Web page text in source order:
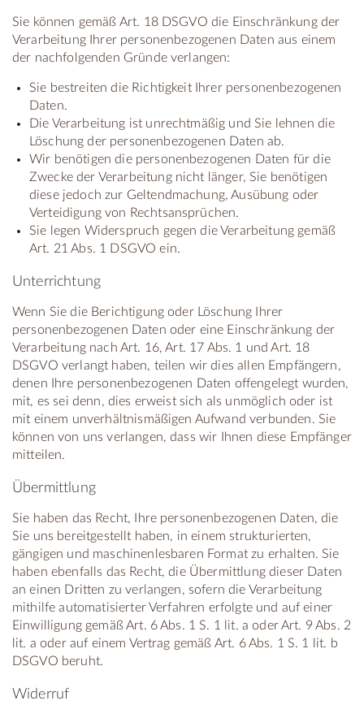
Sie können gemäß Art. 18 DSGVO die Einschränkung der
Verarbeitung Ihrer personenbezogenen Daten aus einem
der nachfolgenden Gründe verlangen:
Sie bestreiten die Richtigkeit Ihrer personenbezogenen
Daten.
Die Verarbeitung ist unrechtmäßig und Sie lehnen die
Löschung der personenbezogenen Daten ab.
Wir benötigen die personenbezogenen Daten für die
Zwecke der Verarbeitung nicht länger, Sie benötigen
diese jedoch zur Geltendmachung, Ausübung oder
Verteidigung von Rechtsansprüchen.
Sie legen Widerspruch gegen die Verarbeitung gemäß
Art. 21 Abs. 1 DSGVO ein.
Unterrichtung
Wenn Sie die Berichtigung oder Löschung Ihrer
personenbezogenen Daten oder eine Einschränkung der
Verarbeitung nach Art. 16, Art. 17 Abs. 1 und Art. 18
DSGVO verlangt haben, teilen wir dies allen Empfängern,
denen Ihre personenbezogenen Daten offengelegt wurden,
mit, es sei denn, dies erweist sich als unmöglich oder ist
mit einem unverhältnismäßigen Aufwand verbunden. Sie
können von uns verlangen, dass wir Ihnen diese Empfänger
mitteilen.
Übermittlung
Sie haben das Recht, Ihre personenbezogenen Daten, die
Sie uns bereitgestellt haben, in einem strukturierten,
gängigen und maschinenlesbaren Format zu erhalten. Sie
haben ebenfalls das Recht, die Übermittlung dieser Daten
an einen Dritten zu verlangen, sofern die Verarbeitung
mithilfe automatisierter Verfahren erfolgte und auf einer
Einwilligung gemäß Art. 6 Abs. 1 S. 1 lit. a oder Art. 9 Abs. 2
lit. a oder auf einem Vertrag gemäß Art. 6 Abs. 1 S. 1 lit. b
DSGVO beruht.
Widerruf